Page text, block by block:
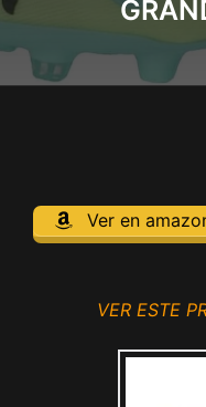
Ver en
VER ESTE